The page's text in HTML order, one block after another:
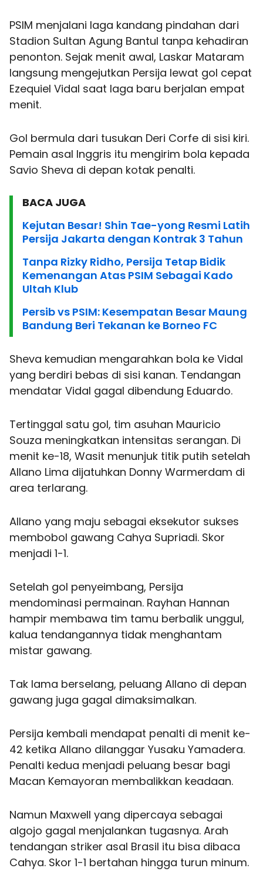
PSIM menjalani laga kandang pindahan dari
Stadion Sultan Agung Bantul tanpa kehadiran
penonton. Sejak menit awal, Laskar Mataram
langsung mengejutkan Persija lewat gol cepat
Ezequiel Vidal saat laga baru berjalan empat
menit.
Gol bermula dari tusukan Deri Corfe di sisi kiri.
Pemain asal Inggris itu mengirim bola kepada
Savio Sheva di depan kotak penalti.
BACA JUGA
Kejutan Besar! Shin Tae-yong Resmi Latih
Persija Jakarta dengan Kontrak 3 Tahun
Tanpa Rizky Ridho, Persija Tetap Bidik
Kemenangan Atas PSIM Sebagai Kado
Ultah Klub
Persib vs PSIM: Kesempatan Besar Maung
Bandung Beri Tekanan ke Borneo FC
Sheva kemudian mengarahkan bola ke Vidal
yang berdiri bebas di sisi kanan. Tendangan
mendatar Vidal gagal dibendung Eduardo.
Tertinggal satu gol, tim asuhan Mauricio
Souza meningkatkan intensitas serangan. Di
menit ke-18, Wasit menunjuk titik putih setelah
Allano Lima dijatuhkan Donny Warmerdam di
area terlarang.
Allano yang maju sebagai eksekutor sukses
membobol gawang Cahya Supriadi. Skor
menjadi 1-1.
Setelah gol penyeimbang, Persija
mendominasi permainan. Rayhan Hannan
hampir membawa tim tamu berbalik unggul,
kalua tendangannya tidak menghantam
mistar gawang.
Tak lama berselang, peluang Allano di depan
gawang juga gagal dimaksimalkan.
Persija kembali mendapat penalti di menit ke-
42 ketika Allano dilanggar Yusaku Yamadera.
Penalti kedua menjadi peluang besar bagi
Macan Kemayoran membalikkan keadaan.
Namun Maxwell yang dipercaya sebagai
algojo gagal menjalankan tugasnya. Arah
tendangan striker asal Brasil itu bisa dibaca
Cahya. Skor 1-1 bertahan hingga turun minum.